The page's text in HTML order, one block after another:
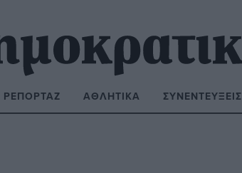
ΡΕΠΟΡΤΆΖ ΑΘΛΗΤΙΚΆ ΣΥΝΕΝΤΕΎΞΕΙΣ